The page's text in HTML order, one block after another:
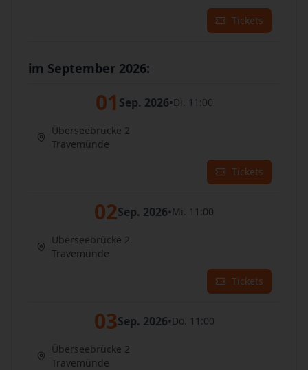
Tickets
im September 2026:
01 Sep. 2026•Di. 11:00
Überseebrücke 2
Travemünde
Tickets
02Sep. 2026•Mi. 11:00
Überseebrücke 2
Travemünde
Tickets
03Sep. 2026•Do. 11:00
Überseebrücke 2
Travemünde